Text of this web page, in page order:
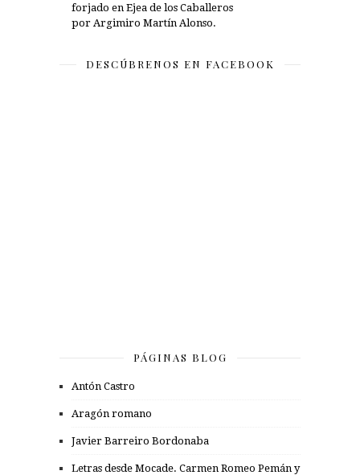
forjado en Ejea de los Caballeros
por Argimiro Martín Alonso.
DESCÚBRENOS EN FACEBOOK
PÁGINAS BLOG
Antón Castro
Aragón romano
Javier Barreiro Bordonaba
Letras desde Mocade. Carmen Romeo Pemán y